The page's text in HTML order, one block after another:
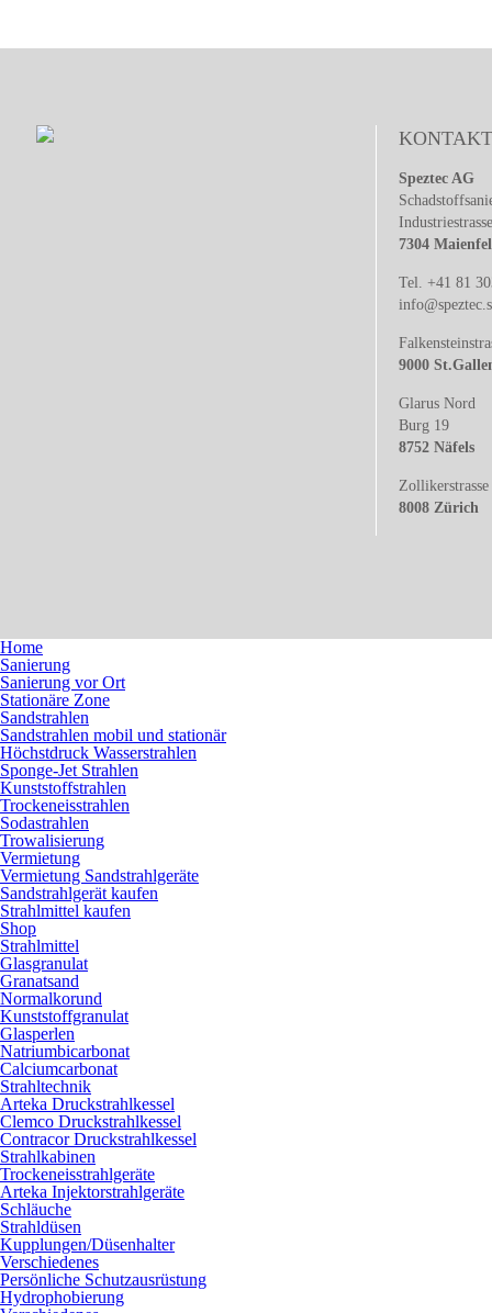
KONTAKT
Speztec AG
7304
Tel. +41 81
9000
Glarus Nord
Burg 19
8752 Näfels
Zollikerstrasse
8008 Zürich
Home
Sanierung
Sanierung vor Ort
Stationäre Zone
Sandstrahlen
Sandstrahlen mobil und stationär
Höchstdruck Wasserstrahlen
Sponge-Jet Strahlen
Kunststoffstrahlen
Trockeneisstrahlen
Sodastrahlen
Trowalisierung
Vermietung
Vermietung Sandstrahlgeräte
Sandstrahlgerät kaufen
Strahlmittel kaufen
Shop
Strahlmittel
Glasgranulat
Granatsand
Normalkorund
Kunststoffgranulat
Glasperlen
Natriumbicarbonat
Calciumcarbonat
Strahltechnik
Arteka Druckstrahlkessel
Clemco Druckstrahlkessel
Contracor Druckstrahlkessel
Strahlkabinen
Trockeneisstrahlgeräte
Arteka Injektorstrahlgeräte
Schläuche
Strahldüsen
Kupplungen/Düsenhalter
Verschiedenes
Persönliche Schutzausrüstung
Hydrophobierung